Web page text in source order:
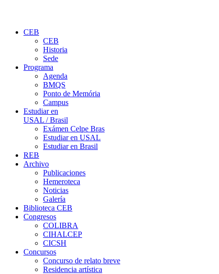
CEB
CEB
Historia
Sede
Programa
Agenda
BMQS
Ponto de Memória
Campus
Estudiar en
USAL / Brasil
Exámen Celpe Bras
Estudiar en USAL
Estudiar en Brasil
REB
Archivo
Publicaciones
Hemeroteca
Noticias
Galería
Biblioteca CEB
Congresos
COLIBRA
CIHALCEP
CICSH
Concursos
Concurso de relato breve
Residencia artística